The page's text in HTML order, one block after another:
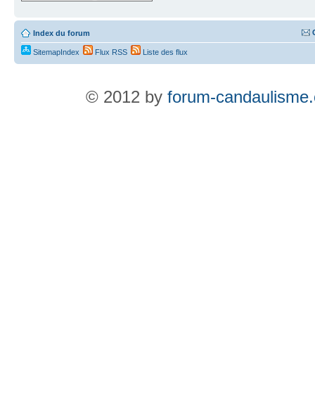
Index du forum
SitemapIndex Flux RSS Liste des flux
© 2012 by forum-